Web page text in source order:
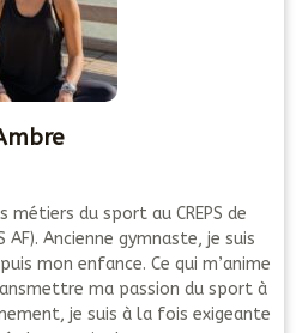
du sport au CREPS de
AF). Ancienne gymnaste, je suis
mon enfance. Ce qui m’anime
ma passion du sport à
je suis à la fois exigeante